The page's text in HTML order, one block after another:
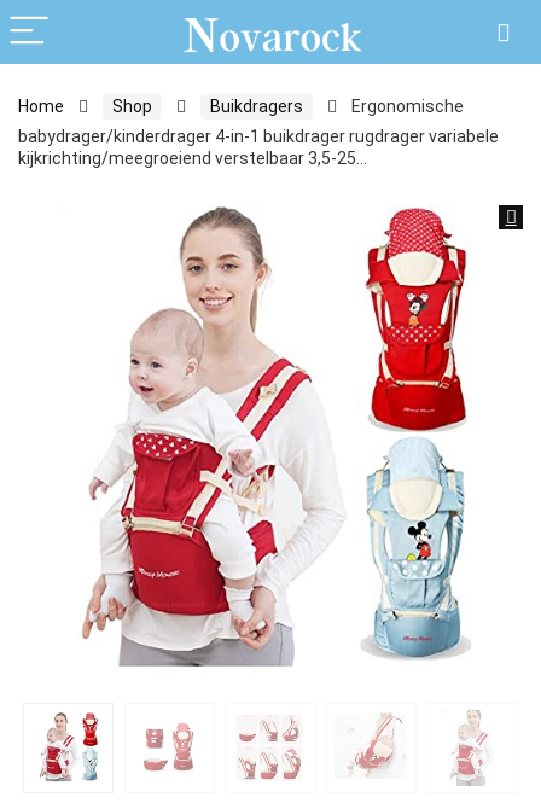
Home Shop Buikdragers
Ergonomische
babydrager/kinderdrager 4-in-1 buikdrager rugdrager variabele
kijkrichting/meegroeiend verstelbaar 3,5-25…